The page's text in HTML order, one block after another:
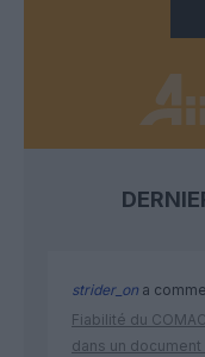
strider_on a
Fiabilité du
dans un document